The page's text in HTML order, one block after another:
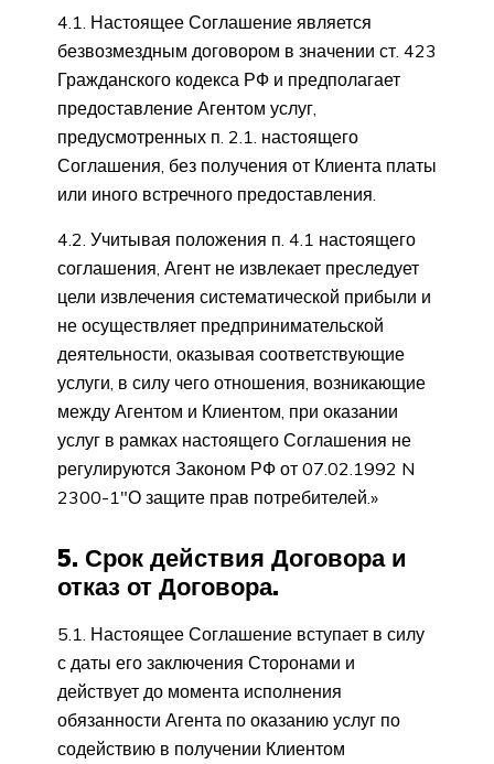
4.1. Настоящее Соглашение является
безвозмездным договором в значении ст. 423
Гражданского кодекса РФ и предполагает
предоставление Агентом услуг,
предусмотренных п. 2.1. настоящего
Соглашения, без получения от Клиента платы
или иного встречного предоставления.
4.2. Учитывая положения п. 4.1 настоящего
соглашения, Агент не извлекает преследует
цели извлечения систематической прибыли и
не осуществляет предпринимательской
деятельности, оказывая соответствующие
услуги, в силу чего отношения, возникающие
между Агентом и Клиентом, при оказании
услуг в рамках настоящего Соглашения не
регулируются Законом РФ от 07.02.1992 N
2300-1″О защите прав потребителей.»
5. Срок действия Договора и
отказ от Договора.
5.1. Настоящее Соглашение вступает в силу
с даты его заключения Сторонами и
действует до момента исполнения
обязанности Агента по оказанию услуг по
содействию в получении Клиентом